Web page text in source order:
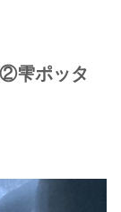
雫ポッタ